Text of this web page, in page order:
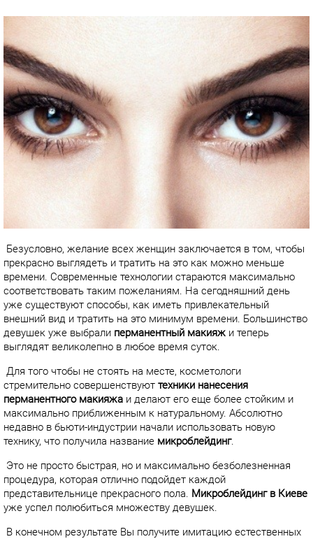
Безусловно, желание всех женщин заключается в том, чтобы
прекрасно выглядеть и тратить на это как можно меньше
времени. Современные технологии стараются максимально
соответствовать таким пожеланиям. На сегодняшний день
уже существуют способы, как иметь привлекательный
внешний вид и тратить на это минимум времени. Большинство
девушек уже выбрали перманентный макияж и теперь
выглядят великолепно в любое время суток.
Для того чтобы не стоять на месте, косметологи
стремительно совершенствуют техники нанесения
перманентного макияжа и делают его еще более стойким и
максимально приближенным к натуральному. Абсолютно
недавно в бьюти-индустрии начали использовать новую
технику, что получила название микроблейдинг.
Это не просто быстрая, но и максимально безболезненная
процедура, которая отлично подойдет каждой
представительнице прекрасного пола. Микроблейдинг в Киеве
уже успел полюбиться множеству девушек.
В конечном результате Вы получите имитацию естественных